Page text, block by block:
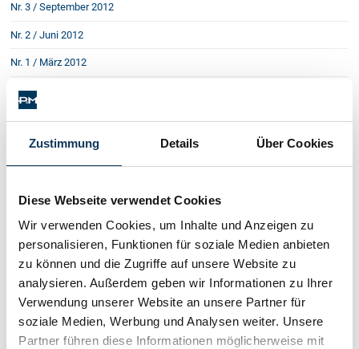
Zustimmung Details Über Cookies
Diese Webseite verwendet Cookies
Wir verwenden Cookies, um Inhalte und Anzeigen zu
personalisieren, Funktionen für soziale Medien anbieten
zu können und die Zugriffe auf unsere Website zu
analysieren. Außerdem geben wir Informationen zu Ihrer
Verwendung unserer Website an unsere Partner für
soziale Medien, Werbung und Analysen weiter. Unsere
Partner führen diese Informationen möglicherweise mit
Nr. 3 / September 2012
Nr. 2 / Juni 2012
Nr. 1 / März 2012
Nr. 4 / Dezember 2011
Nr. 2 / Juni 2011
Nr. 4 / Dezember 2010
Nr. 3 / September 2010
Nr. 1 / WKÖ 2010
„Saisons-Kehraus”
Wer haftet bei Arbeitsunfällen?
Arbeit für die GmbH des Exgatten „verjährt”